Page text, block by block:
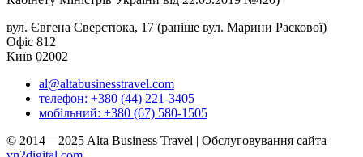
вул. Євгена Сверстюка, 17 (раніше вул. Марини Раскової)
Офіс 812
Київ 02002
al@altabusinesstravel.com
телефон: +380 (44) 221-3405
мобільний: +380 (67) 580-1505
© 2014—2025 Alta Business Travel | Обслуговування сайта